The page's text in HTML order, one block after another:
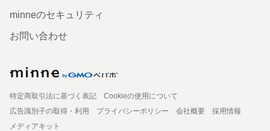
minneのセキュリティ
お問い合わせ
特定商取引法に基づく表記
Cookieの使用について
広告識別子の取得・利用
プライバシーポリシー 会社概要
採用情報
メディアキット